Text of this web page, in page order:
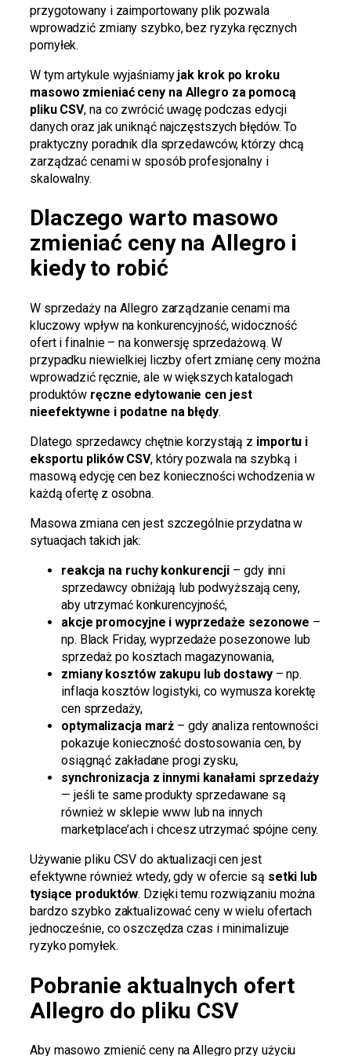
przygotowany i zaimportowany plik pozwala
wprowadzić zmiany szybko, bez ryzyka ręcznych
pomyłek.
W tym artykule wyjaśniamy jak krok po kroku
masowo zmieniać ceny na Allegro za pomocą
pliku CSV, na co zwrócić uwagę podczas edycji
danych oraz jak uniknąć najczęstszych błędów. To
praktyczny poradnik dla sprzedawców, którzy chcą
zarządzać cenami w sposób profesjonalny i
skalowalny.
Dlaczego warto masowo
zmieniać ceny na Allegro i
kiedy to robić
W sprzedaży na Allegro zarządzanie cenami ma
kluczowy wpływ na konkurencyjność, widoczność
ofert i finalnie – na konwersję sprzedażową. W
przypadku niewielkiej liczby ofert zmianę ceny można
wprowadzić ręcznie, ale w większych katalogach
produktów ręczne edytowanie cen jest
nieefektywne i podatne na błędy.
Dlatego sprzedawcy chętnie korzystają z importu i
eksportu plików CSV, który pozwala na szybką i
masową edycję cen bez konieczności wchodzenia w
każdą ofertę z osobna.
Masowa zmiana cen jest szczególnie przydatna w
sytuacjach takich jak:
reakcja na ruchy konkurencji – gdy inni
sprzedawcy obniżają lub podwyższają ceny,
aby utrzymać konkurencyjność,
akcje promocyjne i wyprzedaże sezonowe –
np. Black Friday, wyprzedaże posezonowe lub
sprzedaż po kosztach magazynowania,
zmiany kosztów zakupu lub dostawy– np.
inflacja kosztów logistyki, co wymusza korektę
cen sprzedaży,
optymalizacja marż – gdy analiza rentowności
pokazuje konieczność dostosowania cen, by
osiągnąć zakładane progi zysku,
synchronizacja z innymi kanałami sprzedaży
— jeśli te same produkty sprzedawane są
również w sklepie www lub na innych
marketplace’ach i chcesz utrzymać spójne ceny.
Używanie pliku CSV do aktualizacji cen jest
efektywne również wtedy, gdy w ofercie są setki lub
tysiące produktów. Dzięki temu rozwiązaniu można
bardzo szybko zaktualizować ceny w wielu ofertach
jednocześnie, co oszczędza czas i minimalizuje
ryzyko pomyłek.
Pobranie aktualnych ofert
Allegro do pliku CSV
Aby masowo zmienić ceny na Allegro przy użyciu